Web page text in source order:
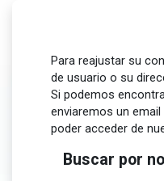
Para reajustar su
de usuario o su
Si podemos
enviaremos un
poder acceder de
Buscar por
Buscar por